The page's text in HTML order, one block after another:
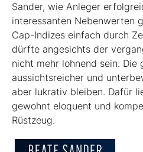
Sander, wie Anleger
interessanten Nebenwerten
Cap-Indizes einfach durch
dürfte angesichts der
nicht mehr lohnend sein. Die
aussichtsreicher und
aber lukrativ bleiben. Dafür
gewohnt eloquent und
Rüstzeug.